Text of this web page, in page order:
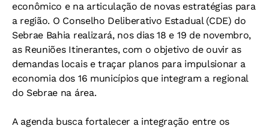
econômico e na articulação de novas estratégias para
a região. O Conselho Deliberativo Estadual (CDE) do
Sebrae Bahia realizará, nos dias 18 e 19 de novembro,
as Reuniões Itinerantes, com o objetivo de ouvir as
demandas locais e traçar planos para impulsionar a
economia dos 16 municípios que integram a regional
do Sebrae na área.
A agenda busca fortalecer a integração entre os